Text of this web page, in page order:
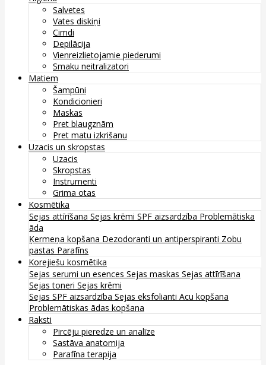
Salvetes
Vates diskiņi
Cimdi
Depilācija
Vienreizlietojamie piederumi
Smaku neitralizatori
Matiem
Šampūni
Kondicionieri
Maskas
Pret blaugznām
Pret matu izkrišanu
Uzacis un skropstas
Uzacis
Skropstas
Instrumenti
Grima otas
Kosmētika
Sejas attīrīšana Sejas krēmi SPF aizsardzība Problemātiska
āda
Ķermeņa kopšana Dezodoranti un antiperspiranti Zobu
pastas Parafīns
Korejiešu kosmētika
Sejas serumi un esences Sejas maskas Sejas attīrīšana
Sejas toneri Sejas krēmi
Sejas SPF aizsardzība Sejas eksfolianti Acu kopšana
Problemātiskas ādas kopšana
Raksti
Pircēju pieredze un analīze
Sastāva anatomija
Parafīna terapija